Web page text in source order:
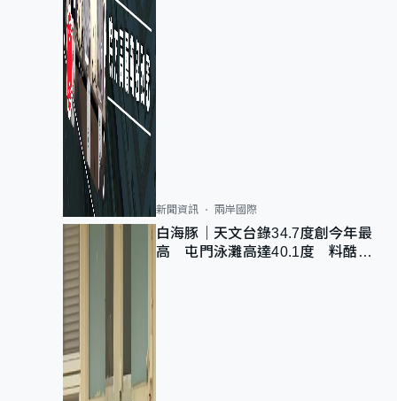
新聞資訊 兩岸國際
白海豚｜天文台錄34.7度創今年最
高 屯門泳灘高達40.1度 料酷熱